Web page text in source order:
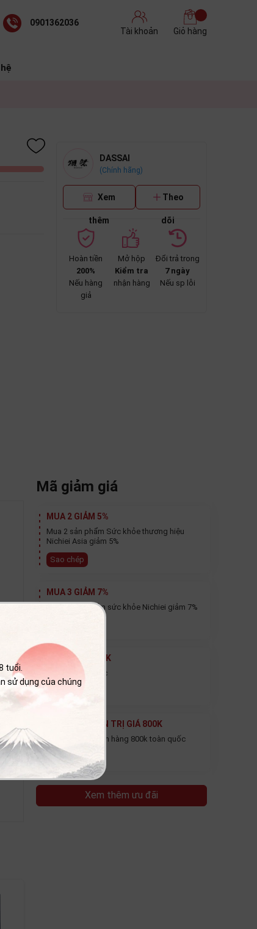
0901362036
Tài khoản
Giỏ hàng
DASSAI
(Chính hãng)
Xem
thêm
Theo
dõi
Hoàn tiền
200%
Nếu hàng
giả
Mở hộp
Kiểm tra
nhận hàng
Đổi trả trong
7 ngày
Nếu sp lỗi
Mã giảm giá
MUA 2 GIẢM 5%
Mua 2 sản phẩm Sức khỏe thương hiệu
Nichiei Asia giảm 5%
Sao chép
MUA 3 GIẢM 7%
Mua 3 Sản phẩm sức khỏe Nichiei giảm 7%
GIẢM THÊM 20K
Thanh toán trước
FREE SHIP ĐƠN TRỊ GIÁ 800K
Miễn phí ship đơn hàng 800k toàn quốc
Sao chép
Xem thêm ưu đãi
tuổi.
sử dụng của chúng